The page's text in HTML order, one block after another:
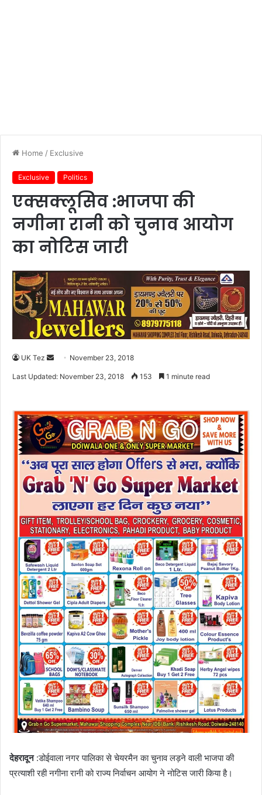
Home / Exclusive
Exclusive Politics
एक्सक्लूसिव :भाजपा की
नगीना रानी को चुनाव आयोग
का नोटिस जारी
UK Tez
e
a
e
m
a
i
November 23, 2018
Last Updated: November 23, 2018 153 1 minute read
देहरादून:डोईवाला नगर पालिका से चेयरमैन का चुनाव लड़ने वाली भाजपा की
प्रत्याशी रही नगीना रानी को राज्य निर्वाचन आयोग ने नोटिस जारी किया है।